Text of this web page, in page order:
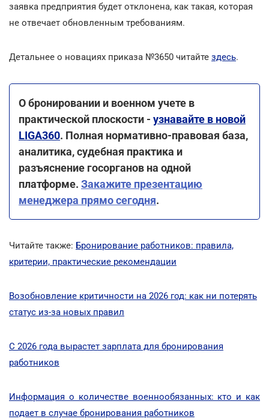
заявка предприятия будет отклонена, как такая, которая
не отвечает обновленным требованиям.
Детальнее о новациях приказа №3650 читайте здесь.
О бронировании и военном учете в
практической плоскости - узнавайте в новой
LIGA360. Полная нормативно-правовая база,
аналитика, судебная практика и
разъяснение госорганов на одной
платформе. Закажите презентацию
менеджера прямо сегодня.
Читайте также: Бронирование работников: правила,
критерии, практические рекомендации
Возобновление критичности на 2026 год: как ни потерять
статус из-за новых правил
С 2026 года вырастет зарплата для бронирования
работников
Информация о количестве военнообязанных: кто и как
подает в случае бронирования работников